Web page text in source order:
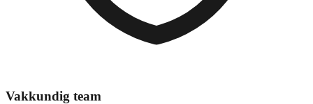
Vakkundig team